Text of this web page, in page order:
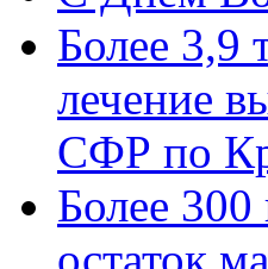
Более 3,9
лечение
СФР по
Более 300